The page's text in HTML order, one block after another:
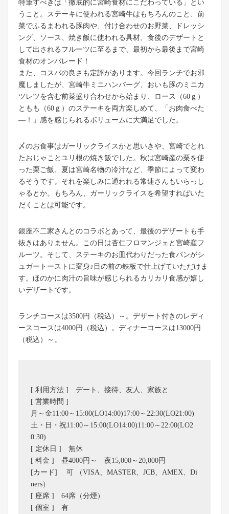
特筆すべきは「徹底的に宮崎食材にこだわっている」とい
うこと。ステーキに使われる宮崎牛はもちろんのこと、前
菜でふるまわれる豚肉や、付け合わせのお野菜、ドレッシ
ング、ソース、焼き飯に使われる具材、食後のデザートと
して出されるフルーツに至るまで、最初から最後まで宮崎
食材のオンパレード！
また、コスパの良さも定評があります。今回ランチでお邪
魔しましたが、宮崎牛ミニハンバーグ、おいも豚のミニカ
ツレツを含む前菜盛り合わせから始まり、ロース（60ｇ）
ともも（60ｇ）のステーキを両方楽しめて、「お肉食べた
―！」感を感じられるボリュームに大満足でした。
〆のお食事はガーリックライスかと思いきや、宮崎でとれ
たおじゃことユリ根の焼き飯でした。秋は宮崎産の栗を使
った栗ご飯、夏は宮崎名物の冷汁など、季節によって変わ
るそうです。それを楽しみに通われる常連さんもいらっし
ゃるとか。もちろん、ガーリックライスを希望すればいた
だくことは可能です。
銀座不二家さんとのコラボとあって、最後のデザートも手
抜きはありません。この日は杏仁フロマンジェと宮崎産フ
ルーツ。そして、ステーキのお皿代わりだった食パンがシ
ュガートーストに変身♪目の前の鉄板で仕上げていただけま
す。ほのかに肉汁の旨味が感じられるカリカリ食感が嬉し
いデザートです。
ランチコースは3500円（税込）～。デザート付きのレディ
ースコースは4000円（税込）。ディナーコースは13000円
（税込）～。
[ 利用方法 ] デート、接待、友人、家族と
[ 営業時間 ]
月～金11:00～15:00(LO14:00)17:00～22:30(LO21:00)
土・日・祝11:00～15:00(LO14:00)11:00～22:00(LO2
0:30)
[ 定休日 ] 無休
[ 料金 ] 昼4000円～ 夜15,000～20,000円
[カード] 可 （VISA、MASTER、JCB、AMEX、Di
ners）
[ 座席 ] 64席（分煙）
[ 個室 ] 有